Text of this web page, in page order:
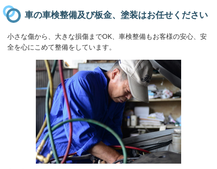
車の車検整備及び板金、塗装はお任せください
小さな傷から、大きな損傷までOK、車検整備もお客様の安心、安
全を心にこめて整備をしています。